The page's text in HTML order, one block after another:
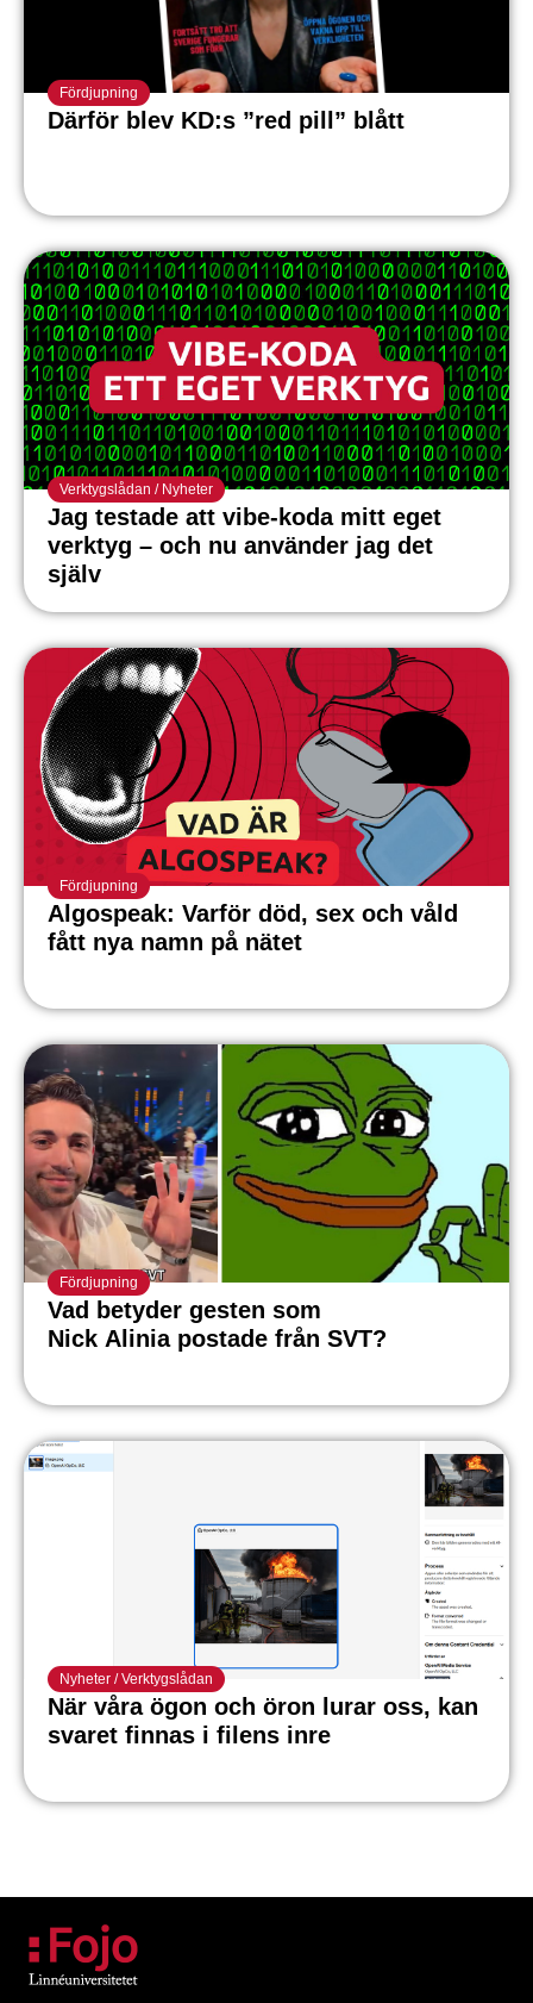
Fördjupning
Därför blev KD:s ”red pill” blått
Verktygslådan / Nyheter
Jag testade att vibe-koda mitt eget
verktyg – och nu använder jag det
själv
Fördjupning
Algospeak: Varför död, sex och våld
fått nya namn på nätet
Fördjupning
Vad betyder gesten som
Nick Alinia postade från SVT?
Nyheter /Verktygslådan
När våra ögon och öron lurar oss, kan
svaret finnas i filens inre